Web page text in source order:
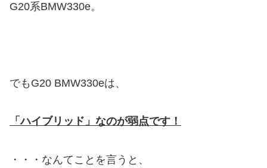
G20系BMW330e。
でもG20 BMW330eは、
「ハイブリッド」なのが弱点です！
・・・なんてことを言うと、